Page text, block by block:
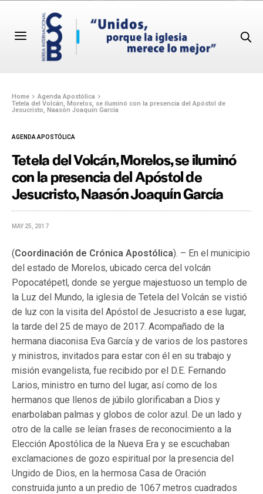
Home
Agenda Apostólica
Tetela del Volcán, Morelos, se iluminó con la presencia del Apóstol de
Jesucristo, Naasón Joaquín García
AGENDA APOSTÓLICA
Tetela del Volcán, Morelos, se iluminó
con la presencia del Apóstol de
Jesucristo, Naasón Joaquín García
MAY 25, 2017
(Coordinación de Crónica Apostólica). – En el municipio
del estado de Morelos, ubicado cerca del volcán
Popocatépetl, donde se yergue majestuoso un templo de
la Luz del Mundo, la iglesia de Tetela del Volcán se vistió
de luz con la visita del Apóstol de Jesucristo a ese lugar,
la tarde del 25 de mayo de 2017. Acompañado de la
hermana diaconisa Eva García y de varios de los pastores
y ministros, invitados para estar con él en su trabajo y
misión evangelista, fue recibido por el D.E. Fernando
Larios, ministro en turno del lugar, así como de los
hermanos que llenos de júbilo glorificaban a Dios y
enarbolaban palmas y globos de color azul. De un lado y
otro de la calle se leían frases de reconocimiento a la
Elección Apostólica de la Nueva Era y se escuchaban
exclamaciones de gozo espiritual por la presencia del
Ungido de Dios, en la hermosa Casa de Oración
construida junto a un predio de 1067 metros cuadrados